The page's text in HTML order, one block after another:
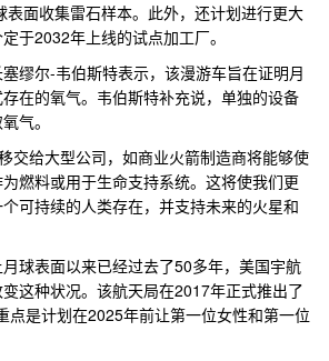
面收集雷石样本。此外，还计划进行更大
于2032年上线的试点加工厂。
缪尔-韦伯斯特表示，该漫游车旨在证明月
在的氧气。韦伯斯特补充说，单独的设备
气。
交给大型公司，如商业火箭制造商将能够使
燃料或用于生命支持系统。这将使我们更
可持续的人类存在，并支持未来的火星和
球表面以来已经过去了50多年，美国宇航
这种状况。该航天局在2017年正式推出了
点是计划在2025年前让第一位女性和第一位